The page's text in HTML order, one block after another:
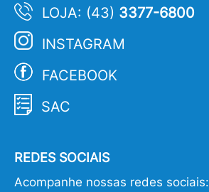
LOJA: (43) 3377-6800
INSTAGRAM
FACEBOOK
SAC
REDES SOCIAIS
Acompanhe nossas redes sociais: